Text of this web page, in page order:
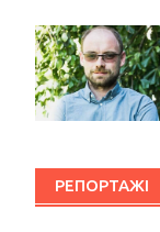
РЕПОРТАЖІ